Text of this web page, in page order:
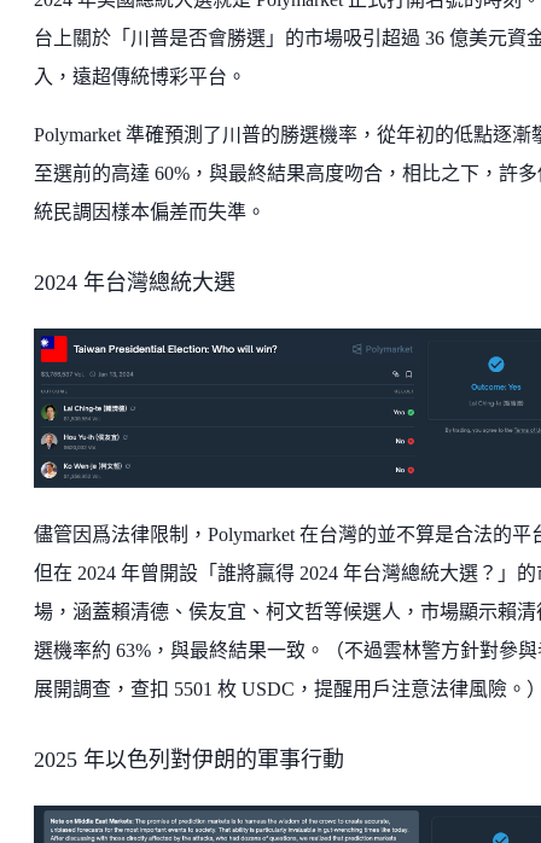
台上關於「川普是否會勝選」的市場吸引超過 36 億美元資
入，遠超傳統博彩平台。
Polymarket 準確預測了川普的勝選機率，從年初的低點逐漸
至選前的高達 60%，與最終結果高度吻合，相比之下，許多
統民調因樣本偏差而失準。
2024 年台灣總統大選
儘管因爲法律限制，Polymarket 在台灣的並不算是合法的平
但在 2024 年曾開設「誰將贏得 2024 年台灣總統大選？」的
場，涵蓋賴清德、侯友宜、柯文哲等候選人，市場顯示賴清
選機率約 63%，與最終結果一致。（不過雲林警方針對參與
展開調查，查扣 5501 枚 USDC，提醒用戶注意法律風險。
2025 年以色列對伊朗的軍事行動